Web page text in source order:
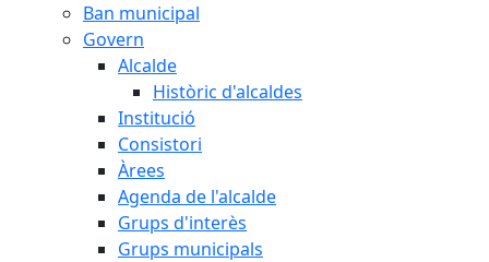
Ban municipal
Govern
Alcalde
Històric d'alcaldes
Institució
Consistori
Àrees
Agenda de l'alcalde
Grups d'interès
Grups municipals